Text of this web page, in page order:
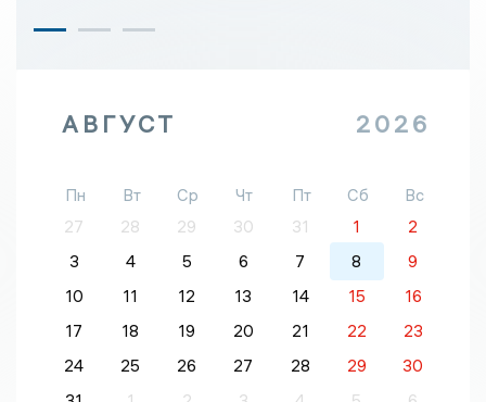
АВГУСТ 2026
Пн Вт Ср Чт Пт Сб
Вс
27
28 29 30 31 1
2
3
4 5 6 7 8
9
10
11 12 13 14 15
16
17
18 19 20 21 22
23
24
25 26 27 28 29
30